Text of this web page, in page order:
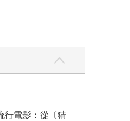
行電影：從〔猜